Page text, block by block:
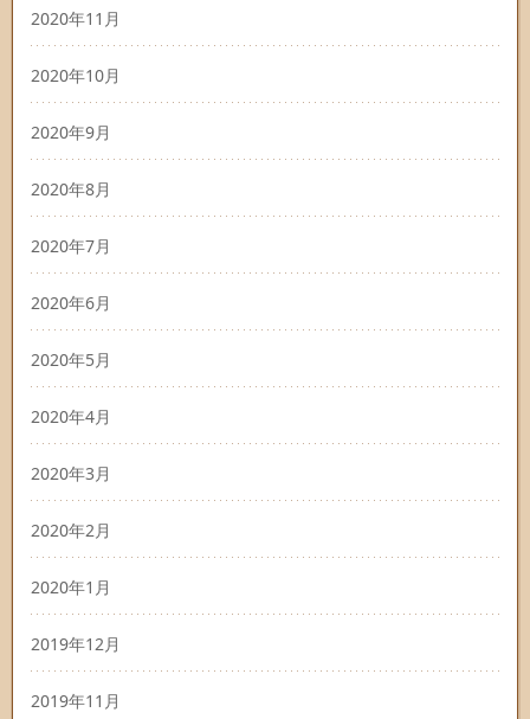
2020年11月
2020年10月
2020年9月
2020年8月
2020年7月
2020年6月
2020年5月
2020年4月
2020年3月
2020年2月
2020年1月
2019年12月
2019年11月